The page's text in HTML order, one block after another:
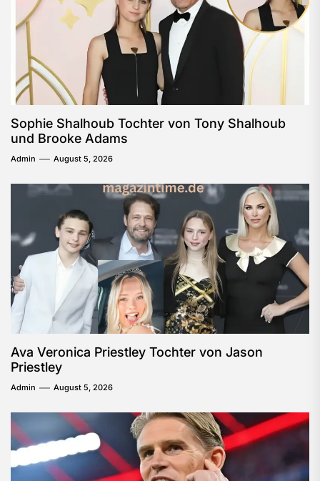
Sophie Shalhoub Tochter von Tony Shalhoub
und Brooke Adams
Admin August 5, 2026
Ava Veronica Priestley Tochter von Jason
Priestley
Admin August 5, 2026